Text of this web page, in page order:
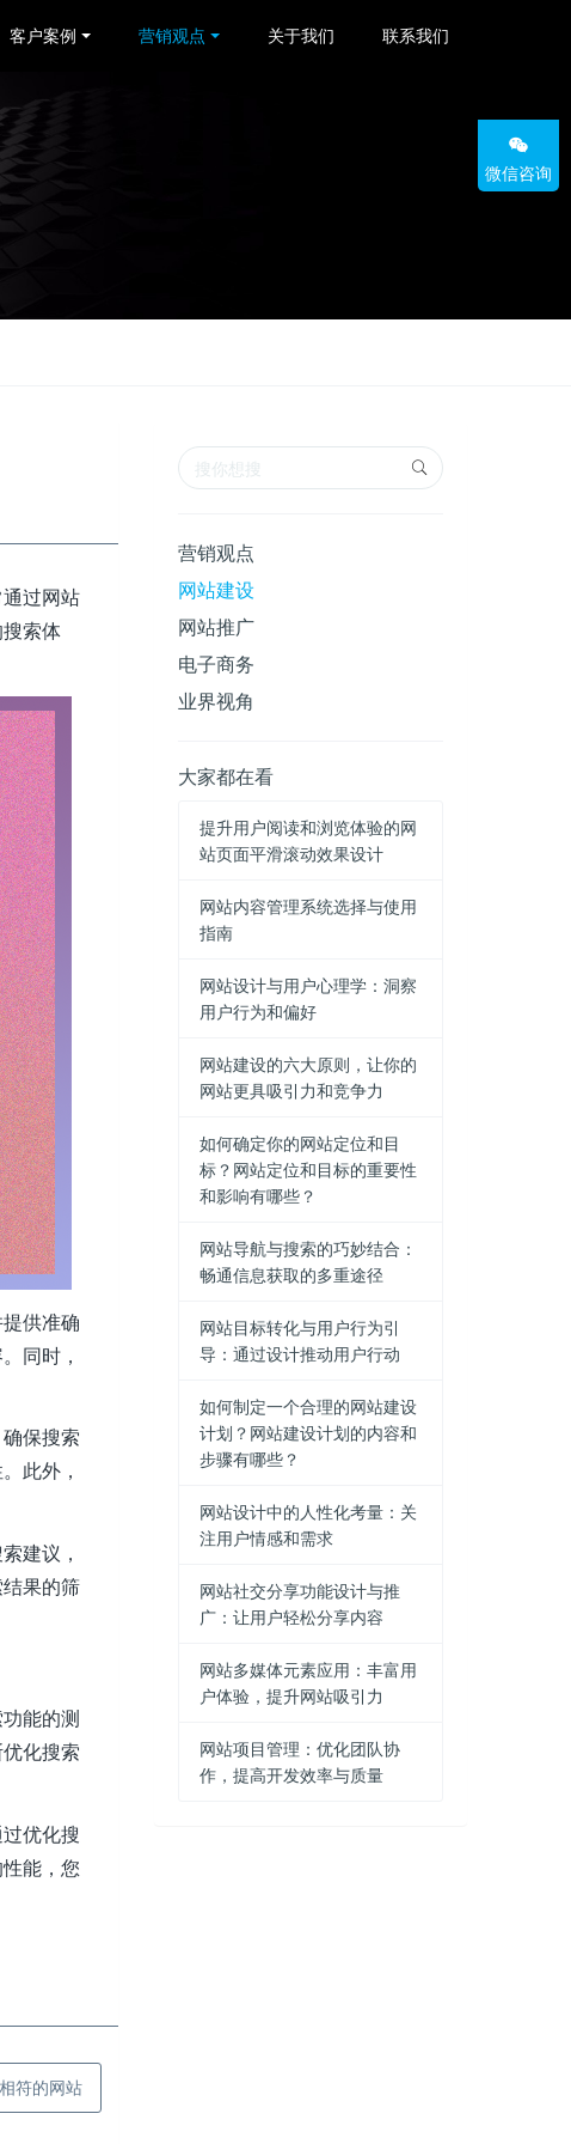
客户案例 营销观点 关于我们 联系我们
过网站
索体
供准确
同时，
保搜索
此外，
建议，
果的筛
能的测
化搜索
优化搜
能，您
符的网站
营销观点
网站建设
网站推广
电子商务
业界视角
大家都在看
提升用户阅读和浏览体验的网
站页面平滑滚动效果设计
网站内容管理系统选择与使用
指南
网站设计与用户心理学：洞察
用户行为和偏好
网站建设的六大原则，让你的
网站更具吸引力和竞争力
如何确定你的网站定位和目
标？网站定位和目标的重要性
和影响有哪些？
网站导航与搜索的巧妙结合：
畅通信息获取的多重途径
网站目标转化与用户行为引
导：通过设计推动用户行动
如何制定一个合理的网站建设
计划？网站建设计划的内容和
步骤有哪些？
网站设计中的人性化考量：关
注用户情感和需求
网站社交分享功能设计与推
广：让用户轻松分享内容
网站多媒体元素应用：丰富用
户体验，提升网站吸引力
网站项目管理：优化团队协
作，提高开发效率与质量
微信咨询